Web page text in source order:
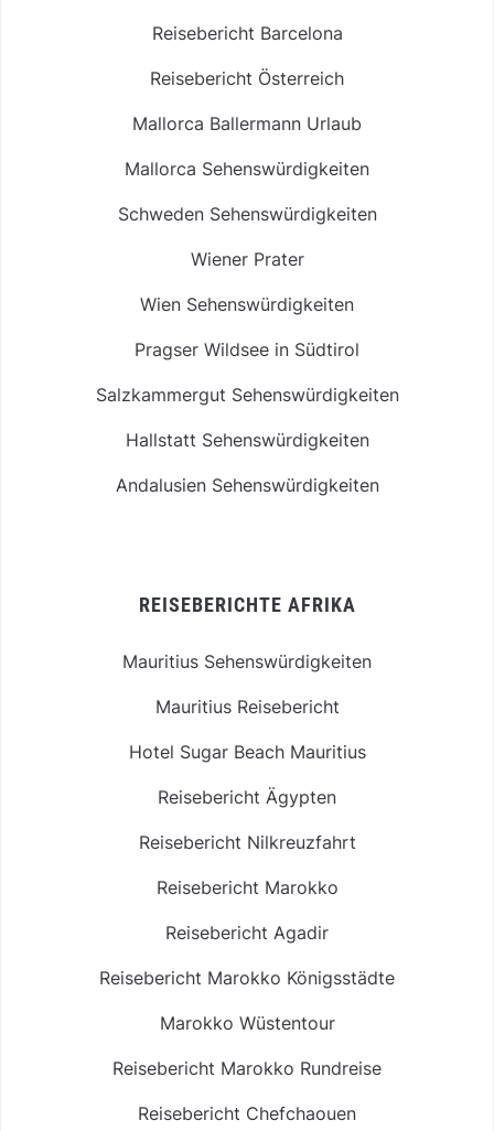
Reisebericht Barcelona
Reisebericht Österreich
Mallorca Ballermann Urlaub
Mallorca Sehenswürdigkeiten
Schweden Sehenswürdigkeiten
Wiener Prater
Wien Sehenswürdigkeiten
Pragser Wildsee in Südtirol
Salzkammergut Sehenswürdigkeiten
Hallstatt Sehenswürdigkeiten
Andalusien Sehenswürdigkeiten
REISEBERICHTE AFRIKA
Mauritius Sehenswürdigkeiten
Mauritius Reisebericht
Hotel Sugar Beach Mauritius
Reisebericht Ägypten
Reisebericht Nilkreuzfahrt
Reisebericht Marokko
Reisebericht Agadir
Reisebericht Marokko Königsstädte
Marokko Wüstentour
Reisebericht Marokko Rundreise
Reisebericht Chefchaouen